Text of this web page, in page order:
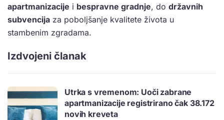
apartmanizacije i bespravne gradnje, do državnih
subvencija za poboljšanje kvalitete života u
stambenim zgradama.
Izdvojeni članak
Utrka s vremenom: Uoči zabrane
apartmanizacije registrirano čak 38.172
novih kreveta